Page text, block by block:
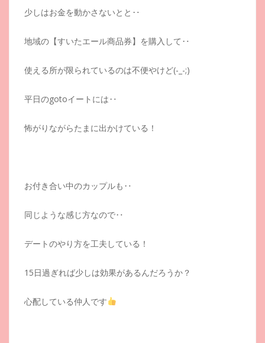
少しはお金を動かさないとと‥
地域の【すいたエール商品券】を購入して‥
使える所が限られているのは不便やけど(-_-;)
平日のgotoイートには‥
怖がりながらたまに出かけている！
お付き合い中のカップルも‥
同じような感じ方なので‥
デートのやり方を工夫している！
15日過ぎれば少しは効果があるんだろうか？
心配している仲人です